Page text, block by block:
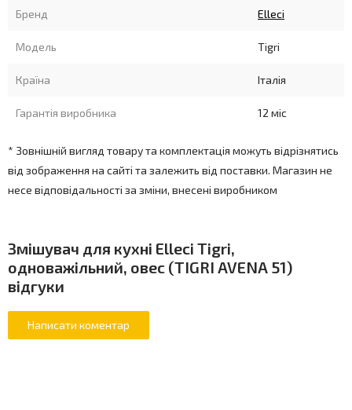
Бренд Elleci
Модель Tigri
Країна Італія
Гарантія виробника 12 міс
* Зовнішній вигляд товару та комплектація можуть відрізнятись
від зображення на сайті та залежить від поставки. Магазин не
несе відповідальності за зміни, внесені виробником
Змішувач для кухні Elleci Tigri,
одноважільний, овес (TIGRI AVENA 51)
відгуки